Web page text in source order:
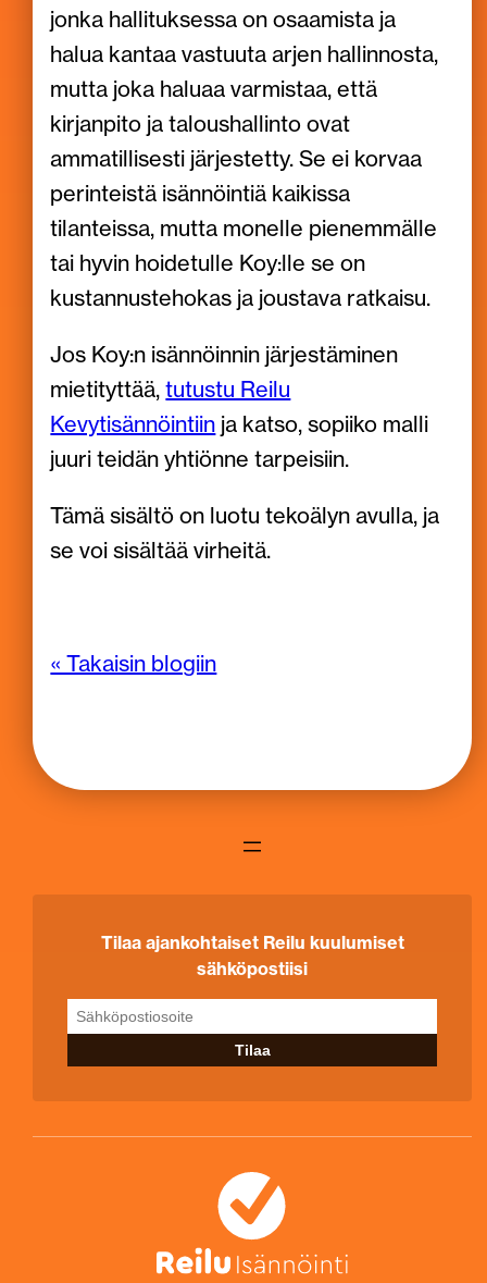
jonka hallituksessa on osaamista ja
halua kantaa vastuuta arjen hallinnosta,
mutta joka haluaa varmistaa, että
kirjanpito ja taloushallinto ovat
ammatillisesti järjestetty. Se ei korvaa
perinteistä isännöintiä kaikissa
tilanteissa, mutta monelle pienemmälle
tai hyvin hoidetulle Koy:lle se on
kustannustehokas ja joustava ratkaisu.
Jos Koy:n isännöinnin järjestäminen
mietityttää,tutustu Reilu
Kevytisännöintiin ja katso, sopiiko malli
juuri teidän yhtiönne tarpeisiin.
Tämä sisältö on luotu tekoälyn avulla, ja
se voi sisältää virheitä.
« Takaisin blogiin
Tilaa ajankohtaiset Reilu kuulumiset
sähköpostiisi